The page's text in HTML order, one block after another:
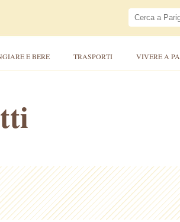
E BERE TRASPORTI VIVERE A